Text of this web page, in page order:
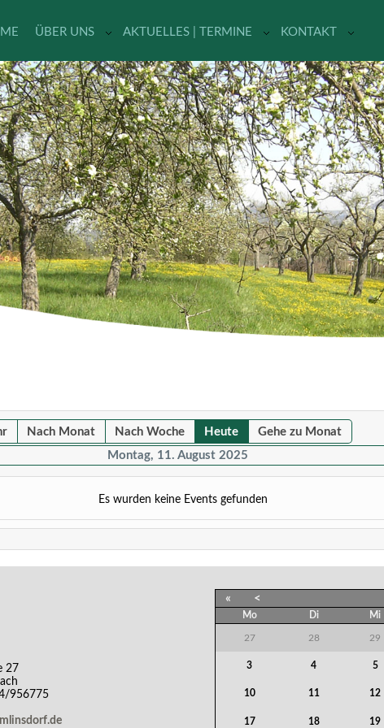
ÜBER UNS AKTUELLES | TERMINE KONTAKT
Nach Monat Nach Woche Heute
Gehe zu Monat
Montag, 11. August 2025
Es wurden keine Events gefunden
« <
Mo Di Mi
27 28 29
3 4 5
10 11 12
17 18 19
27
956775